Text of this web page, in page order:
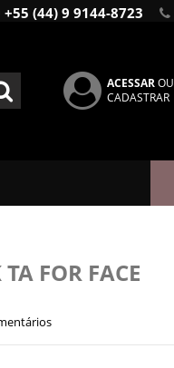
+55 (44) 9 9144-8723
ACESSAROU
CADASTRAR
FOR FACE